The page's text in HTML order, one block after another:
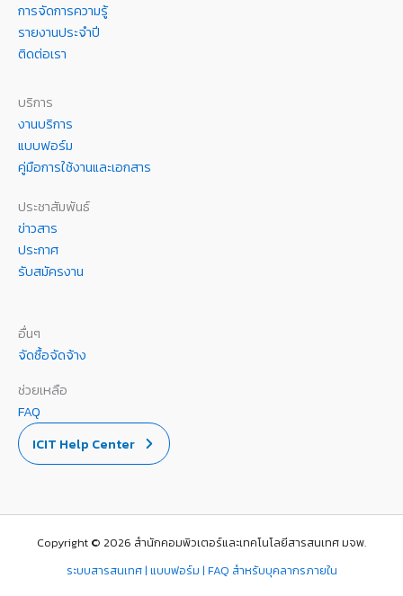
การจัดการความรู้
รายงานประจำปี
ติดต่อเรา
บริการ
งานบริการ
แบบฟอร์ม
คู่มือการใช้งานและเอกสาร
ประชาสัมพันธ์
ข่าวสาร
ประกาศ
รับสมัครงาน
อื่นๆ
จัดซื้อจัดจ้าง
ช่วยเหลือ
FAQ
ICIT Help Center
Copyright © 2026 สำนักคอมพิวเตอร์และเทคโนโลยีสารสนเทศ มจพ.
ระบบสารสนเทศ | แบบฟอร์ม | FAQ สำหรับบุคลากรภายใน